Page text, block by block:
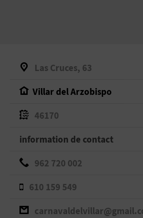
Las Cruces, 63
Villar del Arzobispo
46170
information de contact
962 720 002
610 159 549